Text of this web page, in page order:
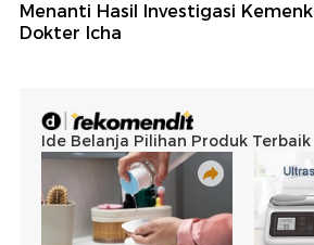
Menanti Hasil Investigasi
Dokter Icha